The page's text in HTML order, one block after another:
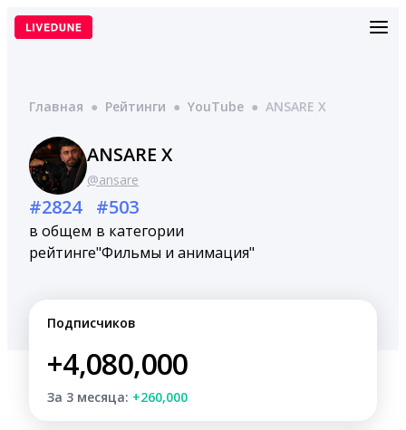
Перейти
Главная ● Рейтинги ● YouTube ● ANSARE X
ANSARE X
@ansare
#2824
в общем
рейтинге
#503
в категории
"Фильмы и анимация"
Подписчиков
+4,080,000
За 3 месяца: +260,000